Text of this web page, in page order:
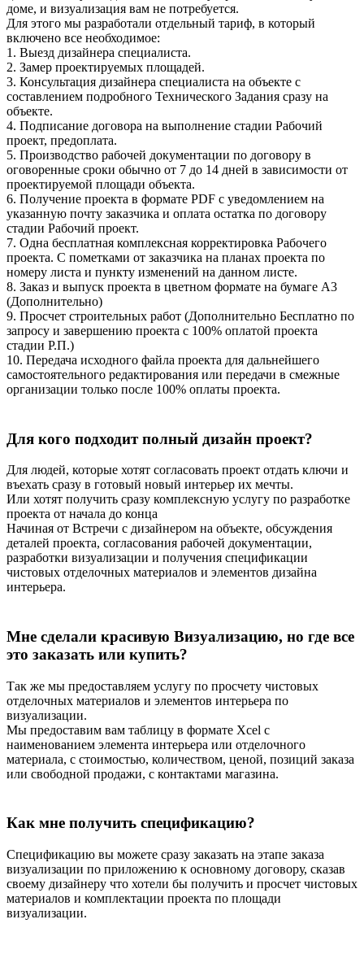
доме, и визуализация вам не потребуется.
Для этого мы разработали отдельный тариф, в который
включено все необходимое:
1. Выезд дизайнера специалиста.
2. Замер проектируемых площадей.
3. Консультация дизайнера специалиста на объекте с
составлением подробного Технического Задания сразу на
объекте.
4. Подписание договора на выполнение стадии Рабочий
проект, предоплата.
5. Производство рабочей документации по договору в
оговоренные сроки обычно от 7 до 14 дней в зависимости от
проектируемой площади объекта.
6. Получение проекта в формате PDF с уведомлением на
указанную почту заказчика и оплата остатка по договору
стадии Рабочий проект.
7. Одна бесплатная комплексная корректировка Рабочего
проекта. С пометками от заказчика на планах проекта по
номеру листа и пункту изменений на данном листе.
8. Заказ и выпуск проекта в цветном формате на бумаге А3
(Дополнительно)
9. Просчет строительных работ (Дополнительно Бесплатно по
запросу и завершению проекта с 100% оплатой проекта
стадии Р.П.)
10. Передача исходного файла проекта для дальнейшего
самостоятельного редактирования или передачи в смежные
организации только после 100% оплаты проекта.
Для кого подходит полный дизайн проект?
Для людей, которые хотят согласовать проект отдать ключи и
въехать сразу в готовый новый интерьер их мечты.
Или хотят получить сразу комплексную услугу по разработке
проекта от начала до конца
Начиная от Встречи с дизайнером на объекте, обсуждения
деталей проекта, согласования рабочей документации,
разработки визуализации и получения спецификации
чистовых отделочных материалов и элементов дизайна
интерьера.
Мне сделали красивую Визуализацию, но где все
это заказать или купить?
Так же мы предоставляем услугу по просчету чистовых
отделочных материалов и элементов интерьера по
визуализации.
Мы предоставим вам таблицу в формате Xcel с
наименованием элемента интерьера или отделочного
материала, с стоимостью, количеством, ценой, позиций заказа
или свободной продажи, с контактами магазина.
Как мне получить спецификацию?
Спецификацию вы можете сразу заказать на этапе заказа
визуализации по приложению к основному договору, сказав
своему дизайнеру что хотели бы получить и просчет чистовых
материалов и комплектации проекта по площади
визуализации.